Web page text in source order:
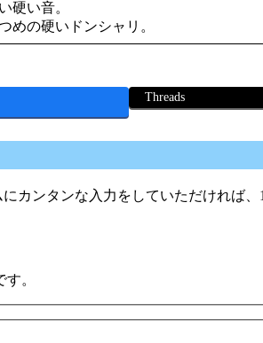
硬い音。
めの硬いドンシャリ。
Threads
カンタンな入力をしていただければ
。